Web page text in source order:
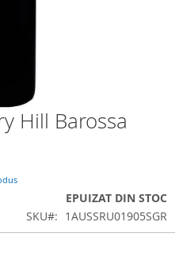
Hill Barossa
EPUIZAT DIN STOC
SKU
1AUSSRU01905SGR